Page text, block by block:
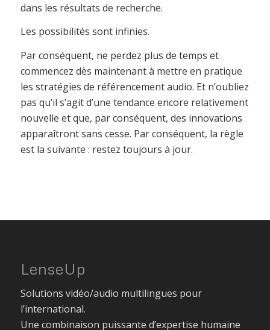
dans les résultats de recherche.
Les possibilités sont infinies.
Par conséquent, ne perdez plus de temps et
commencez dès maintenant à mettre en pratique
les stratégies de référencement audio. Et n’oubliez
pas qu’il s’agit d’une tendance encore relativement
nouvelle et que, par conséquent, des innovations
apparaîtront sans cesse. Par conséquent, la règle
est la suivante : restez toujours à jour.
LenseUp
Solutions vidéo/audio multilingues pour
l’international.
Une combinaison puissante d’expertise humaine